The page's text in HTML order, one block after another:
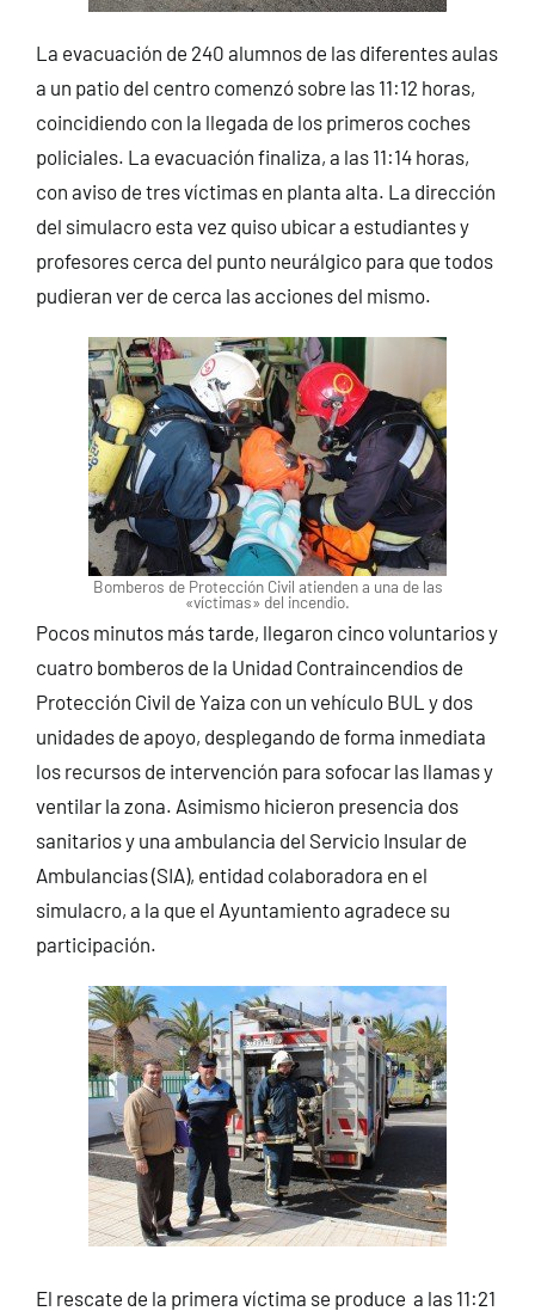
La evacuación de 240 alumnos de las diferentes aulas
a un patio del centro comenzó sobre las 11:12 horas,
coincidiendo con la llegada de los primeros coches
policiales. La evacuación finaliza, a las 11:14 horas,
con aviso de tres víctimas en planta alta. La dirección
del simulacro esta vez quiso ubicar a estudiantes y
profesores cerca del punto neurálgico para que todos
pudieran ver de cerca las acciones del mismo.
Bomberos de Protección Civil atienden a una de las
«víctimas» del incendio.
Pocos minutos más tarde, llegaron cinco voluntarios y
cuatro bomberos de la Unidad Contraincendios de
Protección Civil de Yaiza con un vehículo BUL y dos
unidades de apoyo, desplegando de forma inmediata
los recursos de intervención para sofocar las llamas y
ventilar la zona. Asimismo hicieron presencia dos
sanitarios y una ambulancia del Servicio Insular de
Ambulancias (SIA), entidad colaboradora en el
simulacro, a la que el Ayuntamiento agradece su
participación.
El rescate de la primera víctima se produce a las 11:21